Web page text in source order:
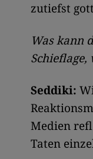
zutiefst
Was kann
Seddiki:
Medien
Taten